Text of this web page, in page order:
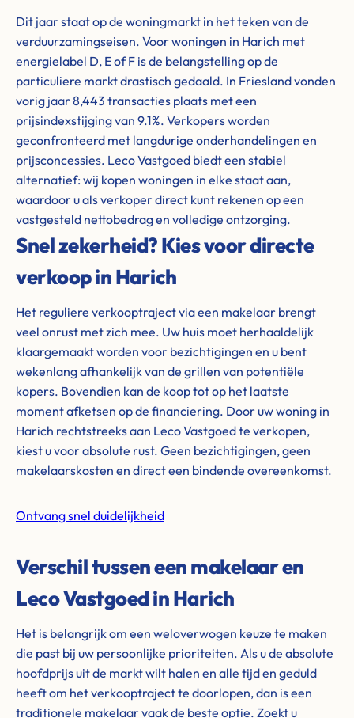
Dit jaar staat op de woningmarkt in het teken van de
verduurzamingseisen. Voor woningen in Harich met
energielabel D, E of F is de belangstelling op de
particuliere markt drastisch gedaald. In Friesland vonden
vorig jaar 8,443 transacties plaats met een
prijsindexstijging van 9.1%. Verkopers worden
geconfronteerd met langdurige onderhandelingen en
prijsconcessies. Leco Vastgoed biedt een stabiel
alternatief: wij kopen woningen in elke staat aan,
waardoor u als verkoper direct kunt rekenen op een
vastgesteld nettobedrag en volledige ontzorging.
Snel zekerheid? Kies voor directe
verkoop in Harich
Het reguliere verkooptraject via een makelaar brengt
veel onrust met zich mee. Uw huis moet herhaaldelijk
klaargemaakt worden voor bezichtigingen en u bent
wekenlang afhankelijk van de grillen van potentiële
kopers. Bovendien kan de koop tot op het laatste
moment afketsen op de financiering. Door uw woning in
Harich rechtstreeks aan Leco Vastgoed te verkopen,
kiest u voor absolute rust. Geen bezichtigingen, geen
makelaarskosten en direct een bindende overeenkomst.
Ontvang snel duidelijkheid
Verschil tussen een makelaar en
Leco Vastgoed in Harich
Het is belangrijk om een weloverwogen keuze te maken
die past bij uw persoonlijke prioriteiten. Als u de absolute
hoofdprijs uit de markt wilt halen en alle tijd en geduld
heeft om het verkooptraject te doorlopen, dan is een
traditionele makelaar vaak de beste optie. Zoekt u